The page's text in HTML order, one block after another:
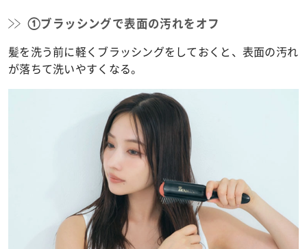
①ブラッシングで表面の汚れをオフ
髪を洗う前に軽くブラッシングをしておくと、表面の汚れ
が落ちて洗いやすくなる。